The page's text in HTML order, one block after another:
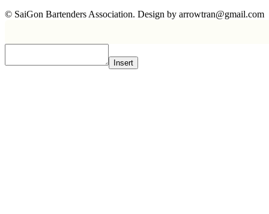
© SaiGon Bartenders Association. Design by arrowtran@gmail.com
Insert